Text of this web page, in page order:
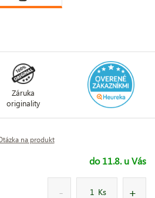
Záruka
originality
na produkt
do 11.8. u Vás
Ks